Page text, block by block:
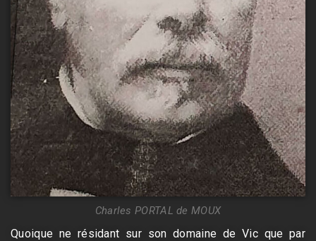
Charles PORTAL de MOUX
Quoique ne résidant sur son domaine de Vic que par